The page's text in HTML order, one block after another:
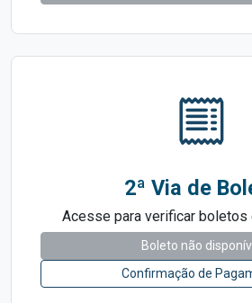
2ª Via de
Acesse para verificar boletos
Boleto não
Confirmação de